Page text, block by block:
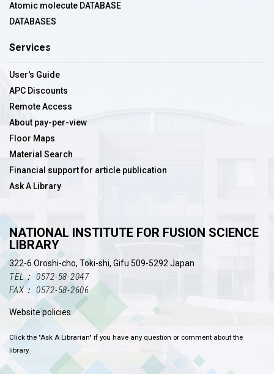
Atomic molecute DATABASE
DATABASES
Services
User's Guide
APC Discounts
Remote Access
About pay-per-view
Floor Maps
Material Search
Financial support for article publication
Ask A Library
NATIONAL INSTITUTE FOR FUSION SCIENCE
LIBRARY
322-6 Oroshi-cho, Toki-shi, Gifu 509-5292 Japan
TEL： 0572-58-2047
FAX： 0572-58-2606
Website policies
Click the "Ask A Librarian" if you have any question or comment about the
library.